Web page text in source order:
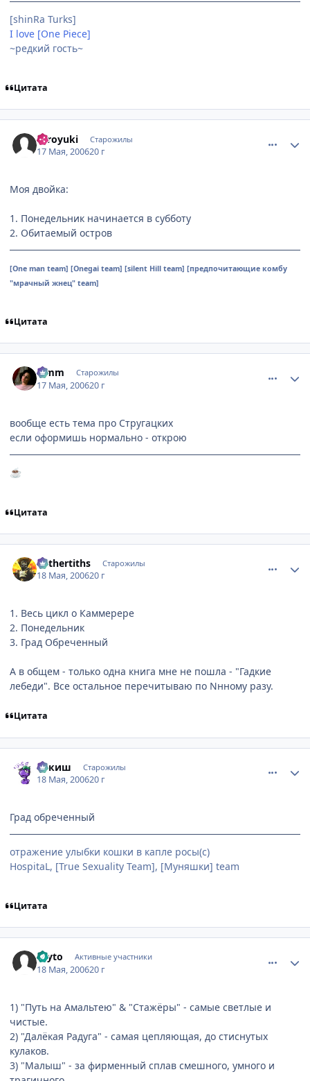
[shinRa Turks]
I love [One Piece]
~редкий гость~
Цитата
Hiroyuki Старожилы
17 Мая, 200620 г
Моя двойка:
1. Понедельник начинается в субботу
2. Обитаемый остров
[One man team] [Onegai team] [silent Hill team] [предпочитающие комбу
"мрачный жнец" team]
Цитата
Limm Старожилы
17 Мая, 200620 г
вообще есть тема про Стругацких
если оформишь нормально - открою
☕
Цитата
Mithertiths Старожилы
18 Мая, 200620 г
1. Весь цикл о Каммерере
2. Понедельник
3. Град Обреченный
А в общем - только одна книга мне не пошла - "Гадкие
лебеди". Все остальное перечитываю по Nнному разу.
Цитата
апкиш Старожилы
18 Мая, 200620 г
Град обреченный
отражение улыбки кошки в капле росы(с)
HospitaL, [True Sexuality Team], [Муняшки] team
Цитата
Teyto Активные участники
18 Мая, 200620 г
1) "Путь на Амальтею" & "Стажёры" - самые светлые и
чистые.
2) "Далёкая Радуга" - самая цепляющая, до стиснутых
кулаков.
3) "Малыш" - за фирменный сплав смешного, умного и